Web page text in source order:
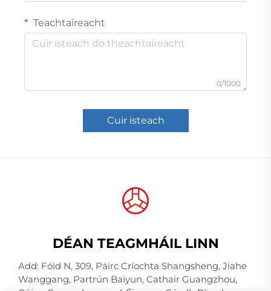
Teachtaireacht
0/1000
Cuir isteach
DÉAN TEAGMHÁIL LINN
Add: Fóid N, 309, Páirc Críochta Shangsheng, Jiahe
Wanggang, Partrún Baiyun, Cathair Guangzhou,